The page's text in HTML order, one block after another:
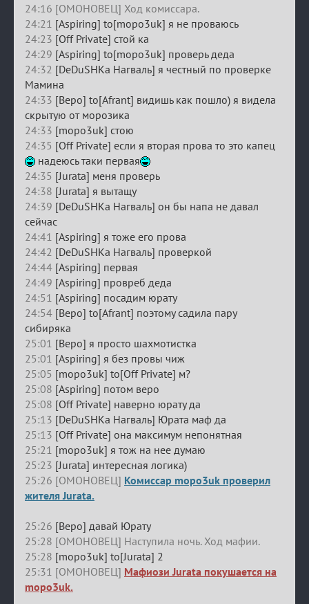
24:16 [ОМОНОВЕЦ] Ход комиссара.
24:21 [Aspiring] to[mopo3uk] я не проваюсь
24:23 [Off Private] стой ка
24:29 [Aspiring] to[mopo3uk] проверь деда
24:32 [DeDuSHKa Нагваль] я честный по проверке
Мамина
24:33 [Веро] to[Afrant] видишь как пошло) я видела
скрытую от морозика
24:33 [mopo3uk] стою
24:35 [Off Private] если я вторая прова то это капец
надеюсь таки первая
24:35 [Jurata] меня проверь
24:38 [Jurata] я вытащу
24:39 [DeDuSHKa Нагваль] он бы напа не давал
сейчас
24:41 [Aspiring] я тоже его прова
24:42 [DeDuSHKa Нагваль] проверкой
24:44 [Aspiring] первая
24:49 [Aspiring] провреб деда
24:51 [Aspiring] посадим юрату
24:54 [Веро] to[Afrant] поэтому садила пару
сибиряка
25:01 [Веро] я просто шахмотистка
25:01 [Aspiring] я без провы чиж
25:05 [mopo3uk] to[Off Private] м?
25:08 [Aspiring] потом веро
25:08 [Off Private] наверно юрату да
25:13 [DeDuSHKa Нагваль] Юрата маф да
25:13 [Off Private] она максимум непонятная
25:21 [mopo3uk] я тож на нее думаю
25:23 [Jurata] интересная логика)
25:26 [ОМОНОВЕЦ] Комиссар mopo3uk проверил
жителя Jurata.
25:26 [Веро] давай Юрату
25:28 [ОМОНОВЕЦ] Наступила ночь. Ход мафии.
25:28 [mopo3uk] to[Jurata] 2
25:31 [ОМОНОВЕЦ] Мафиози Jurata покушается на
mopo3uk.